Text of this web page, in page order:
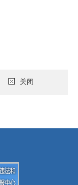
关闭